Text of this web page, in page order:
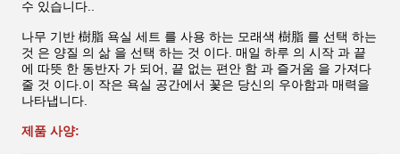
수 있습니다..
나무 기반 樹脂 욕실 세트 를 사용 하는 모래색 樹脂 를 선택 하는
것 은 양질 의 삶 을 선택 하는 것 이다. 매일 하루 의 시작 과 끝
에 따뜻 한 동반자 가 되어, 끝 없는 편안 함 과 즐거움 을 가져다
줄 것 이다.이 작은 욕실 공간에서 꽃은 당신의 우아함과 매력을
나타냅니다.
제품 사양: